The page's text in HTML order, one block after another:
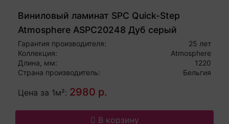
Виниловый ламинат SPC Quick-Step
Atmosphere ASPC20248 Дуб серый
гладкий
Гарантия производителя:
25 лет
Коллекция:
Atmosphere
Длина, мм:
1220
Страна производитель:
Бельгия
Цена за 1м²: 2980 р.
В корзину